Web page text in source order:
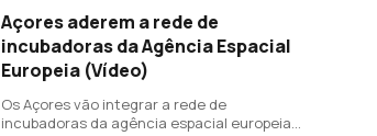
Açores aderem a rede de
incubadoras da Agência Espacial
Europeia (Vídeo)
Os Açores vão integrar a rede de
incubadoras da agência espacial europeia